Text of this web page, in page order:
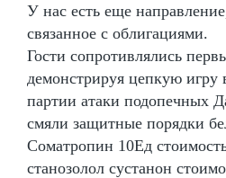
У нас есть еще
связанное с облигациями.
Гости сопротивлялись
демонстрируя цепкую игру
партии атаки подопечных
смяли защитные порядки
Cоматропин 10Ед
станозолол сустанон